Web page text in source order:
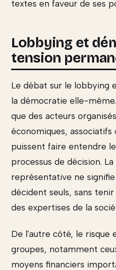
textes en faveur de ses
Lobbying et
tension
Le débat sur le lobbying
la démocratie elle-
que des acteurs
économiques, associatifs
puissent faire entendre
processus de décision.
représentative ne signifie
décident seuls, sans
des expertises de la
De l'autre côté, le risque
groupes, notamment
moyens financiers